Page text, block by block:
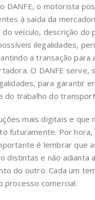
DANFE, o motorista
à saída da
veículo, descrição do
ilegalidades,
a transação para
O DANFE serve,
para garantir
do trabalho do
mais digitais e que
futuramente. Por hora,
é lembrar que
distintas e não adianta
do outro. Cada um
processo comercial.